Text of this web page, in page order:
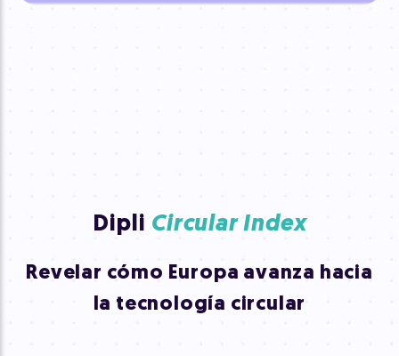
Dipli Circular Index
Revelar cómo Europa avanza hacia
la tecnología circular